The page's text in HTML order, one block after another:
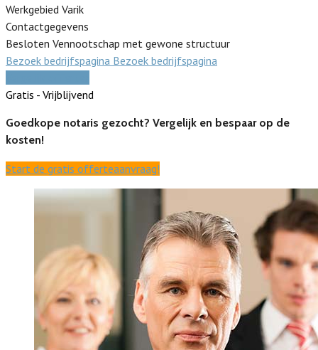
Werkgebied Varik
Contactgegevens
Besloten Vennootschap met gewone structuur
Bezoek bedrijfspagina Bezoek bedrijfspagina
Gratis - Vrijblijvend
Goedkope notaris gezocht? Vergelijk en bespaar op de
kosten!
Start de gratis offerteaanvraag!